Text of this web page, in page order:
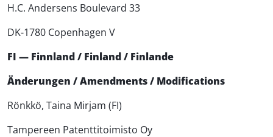
H.C. Andersens Boulevard 33
DK-1780 Copenhagen V
FI — Finnland / Finland / Finlande
Änderungen / Amendments / Modifications
Rönkkö, Taina Mirjam (FI)
Tampereen Patenttitoimisto Oy